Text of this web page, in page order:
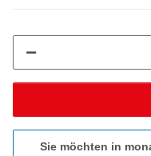
Sie möchten in